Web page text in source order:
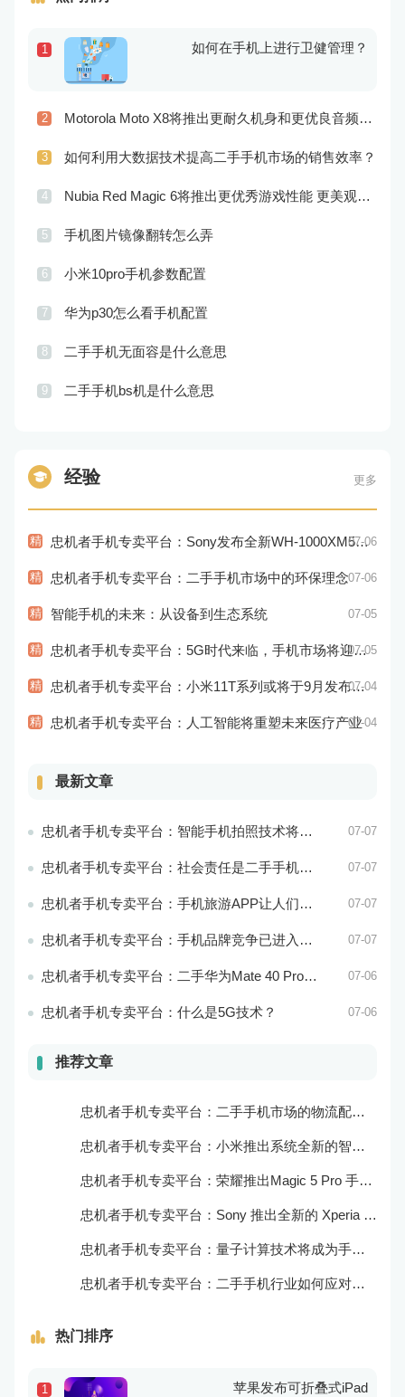
1 如何在手机上进行卫健管理？
2 Motorola Moto X8将推出更耐久机身和更优良音频效果
3 如何利用大数据技术提高二手手机市场的销售效率？
4 Nubia Red Magic 6将推出更优秀游戏性能 更美观的外观设计
5 手机图片镜像翻转怎么弄
6 小米10pro手机参数配置
7 华为p30怎么看手机配置
8 二手手机无面容是什么意思
9 二手手机bs机是什么意思
经验 更多
精 忠机者手机专卖平台：Sony发布全新WH-1000XM5耳机，搭载更多电池和多项创新功能07-06
精 忠机者手机专卖平台：二手手机市场中的环保理念07-06
精 智能手机的未来：从设备到生态系统 07-05
精 忠机者手机专卖平台：5G时代来临，手机市场将迎来新变革07-05
精 忠机者手机专卖平台：小米11T系列或将于9月发布，其中包括一款Pro版本07-04
精 忠机者手机专卖平台：人工智能将重塑未来医疗产业07-04
最新文章
忠机者手机专卖平台：智能手机拍照技术将不断升级，成为手机行业的重要趋势 07-07
忠机者手机专卖平台：社会责任是二手手机市场的使命和价值所在 07-07
忠机者手机专卖平台：手机旅游APP让人们轻松出行 07-07
忠机者手机专卖平台：手机品牌竞争已进入新阶段 07-07
忠机者手机专卖平台：二手华为Mate 40 Pro市场价格持续下跌 07-06
忠机者手机专卖平台：什么是5G技术？ 07-06
推荐文章
忠机者手机专卖平台：二手手机市场的物流配送和出售方式
忠机者手机专卖平台：小米推出系统全新的智能厨房
忠机者手机专卖平台：荣耀推出Magic 5 Pro 手机，搭载麒麟9000处理器和5000万像素主摄像头
忠机者手机专卖平台：Sony 推出全新的 Xperia 1 III 手机，展现出卓越的技术和品质
忠机者手机专卖平台：量子计算技术将成为手机行业的新的发展方向
忠机者手机专卖平台：二手手机行业如何应对生态系统的要求
热门排序
1 苹果发布可折叠式iPad